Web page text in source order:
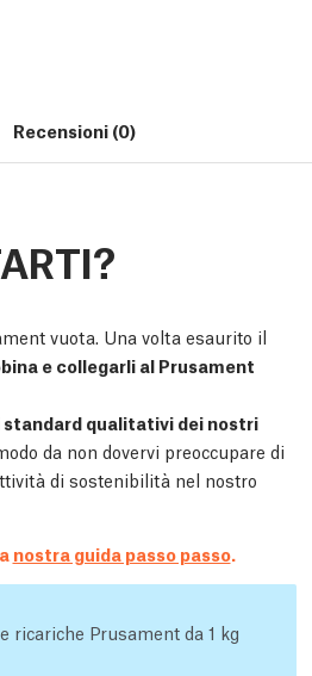
Recensioni (0)
vuota. Una volta esaurito il
e collegarli al Prusament
qualitativi dei nostri
da non dovervi preoccupare di
di sostenibilità nel nostro
nostra guida passo passo.
ricariche Prusament da 1 kg